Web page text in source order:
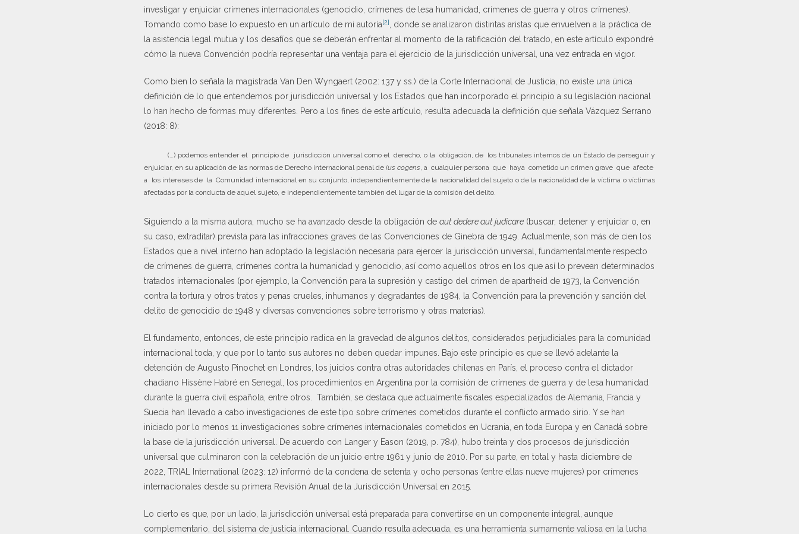
investigar y enjuiciar crímenes internacionales (genocidio, crímenes de lesa humanidad, crímenes de guerra y otros crímenes).
Tomando como base lo expuesto en un artículo de mi autoría[2]
, donde se analizaron distintas aristas que envuelven a la práctica de
la asistencia legal mutua y los desafíos que se deberán enfrentar al momento de la ratificación del tratado, en este artículo expondré
cómo la nueva Convención podría representar una ventaja para el ejercicio de la jurisdicción universal, una vez entrada en vigor.
Como bien lo señala la magistrada Van Den Wyngaert (2002: 137 y ss.) de la Corte Internacional de Justicia, no existe una única
definición de lo que entendemos por jurisdicción universal y los Estados que han incorporado el principio a su legislación nacional
lo han hecho de formas muy diferentes. Pero a los fines de este artículo, resulta adecuada la definición que señala Vázquez Serrano
(2018: 8):
(…) podemos entender el principio de jurisdicción universal como el derecho, o la obligación, de los tribunales internos de un Estado de perseguir y
enjuiciar, en su aplicación de las normas de Derecho internacional penal de ius cogens , a cualquier persona que haya cometido un crimen grave que afecte
a los intereses de la Comunidad internacional en su conjunto, independientemente de la nacionalidad del sujeto o de la nacionalidad de la víctima o víctimas
afectadas por la conducta de aquel sujeto, e independientemente también del lugar de la comisión del delito.
Siguiendo a la misma autora, mucho se ha avanzado desde la obligación de aut dedere aut judicare (buscar, detener y enjuiciar o, en
su caso, extraditar) prevista para las infracciones graves de las Convenciones de Ginebra de 1949. Actualmente, son más de cien los
Estados que a nivel interno han adoptado la legislación necesaria para ejercer la jurisdicción universal, fundamentalmente respecto
de crímenes de guerra, crímenes contra la humanidad y genocidio, así como aquellos otros en los que así lo prevean determinados
tratados internacionales (por ejemplo, la Convención para la supresión y castigo del crimen de apartheid de 1973, la Convención
contra la tortura y otros tratos y penas crueles, inhumanos y degradantes de 1984, la Convención para la prevención y sanción del
delito de genocidio de 1948 y diversas convenciones sobre terrorismo y otras materias).
El fundamento, entonces, de este principio radica en la gravedad de algunos delitos, considerados perjudiciales para la comunidad
internacional toda, y que por lo tanto sus autores no deben quedar impunes. Bajo este principio es que se llevó adelante la
detención de Augusto Pinochet en Londres, los juicios contra otras autoridades chilenas en París, el proceso contra el dictador
chadiano Hissène Habré en Senegal, los procedimientos en Argentina por la comisión de crímenes de guerra y de lesa humanidad
durante la guerra civil española, entre otros. También, se destaca que actualmente fiscales especializados de Alemania, Francia y
Suecia han llevado a cabo investigaciones de este tipo sobre crímenes cometidos durante el conflicto armado sirio. Y se han
iniciado por lo menos 11 investigaciones sobre crímenes internacionales cometidos en Ucrania, en toda Europa y en Canadá sobre
la base de la jurisdicción universal. De acuerdo con Langer y Eason (2019, p. 784), hubo treinta y dos procesos de jurisdicción
universal que culminaron con la celebración de un juicio entre 1961 y junio de 2010. Por su parte, en total y hasta diciembre de
2022, TRIAL International (2023: 12) informó de la condena de setenta y ocho personas (entre ellas nueve mujeres) por crímenes
internacionales desde su primera Revisión Anual de la Jurisdicción Universal en 2015.
Lo cierto es que, por un lado, la jurisdicción universal está preparada para convertirse en un componente integral, aunque
complementario, del sistema de justicia internacional. Cuando resulta adecuada, es una herramienta sumamente valiosa en la lucha